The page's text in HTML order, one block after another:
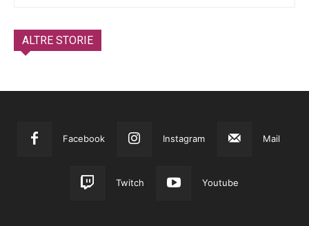
ALTRE STORIE
Facebook Instagram Mail
Twitch Youtube